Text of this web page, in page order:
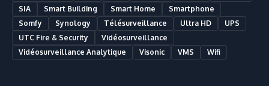
SIA
Smart Building Smart Home
Smartphone
Somfy
Synology Télésurveillance Ultra HD
UPS
UTC Fire & Security
Vidéosurveillance
Vidéosurveillance Analytique
Visonic VMS Wifi